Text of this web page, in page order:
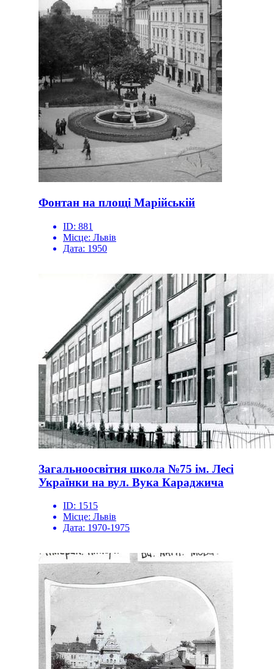
Фонтан на площі Марійській
ID: 881
Місце: Львів
Дата: 1950
Загальноосвітня школа №75 ім. Лесі
Українки на вул. Вука Караджича
ID: 1515
Місце: Львів
Дата: 1970-1975